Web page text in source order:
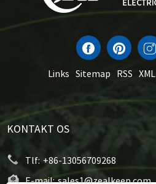
Links Sitemap RSS XML
KONTAKT OS
Tlf: +86-13056709268
E-mail: sales1@zealkeep.com